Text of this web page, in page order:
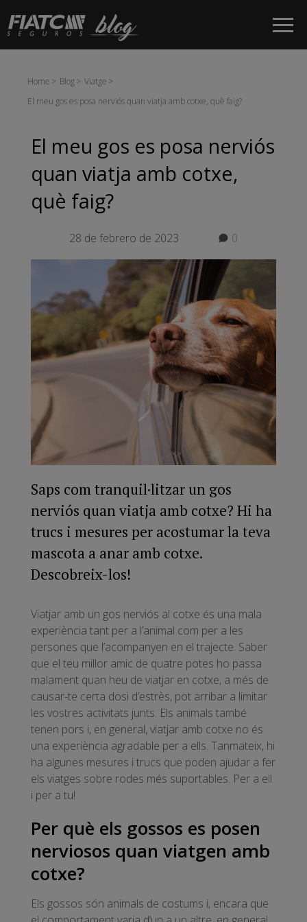
Salta al contingut principal
Home Blog
Viatge
El meu gos es posa nerviós quan viatja amb cotxe, què faig?
El meu gos es posa nerviós
quan viatja amb cotxe,
què faig?
28 de febrero de 2023 0
Saps com tranquil·litzar un gos
nerviós quan viatja amb cotxe? Hi ha
trucs i mesures per acostumar la teva
mascota a anar amb cotxe.
Descobreix-los!
Viatjar amb un gos nerviós al cotxe és una mala
experiència tant per a l’animal com per a les
persones que l’acompanyen en el trajecte. Saber
que el teu millor amic de quatre potes ho passa
malament quan heu de viatjar en cotxe, a més de
causar-te certa dosi d’estrès, pot arribar a limitar
les vostres activitats junts. Els animals també
tenen pors i, en general, viatjar amb cotxe no és
una experiència agradable per a ells. Tanmateix, hi
ha algunes mesures i trucs que poden ajudar a fer
els viatges sobre rodes més suportables. Per a ell
i per a tu!
Per què els gossos es posen
nerviosos quan viatgen amb
cotxe?
Els gossos són animals de costums i, encara que